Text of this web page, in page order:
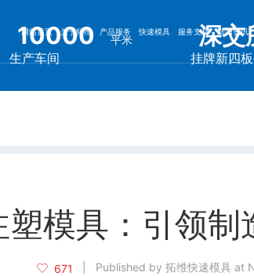
网站首页 关于拓维 产品服务 快速模具 服务支持 新闻资讯
10000 平米
生产车间
深交
挂牌新四
模具：引领制
671 Published by 拓维快速模具 at